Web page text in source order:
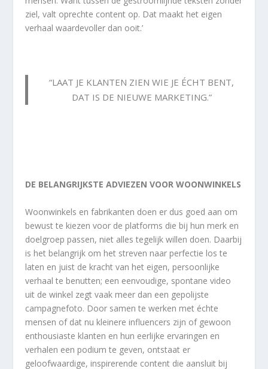
ziel, valt oprechte content op. Dat maakt het eigen
verhaal waardevoller dan ooit.’
“LAAT JE KLANTEN ZIEN WIE JE ÉCHT BENT,
DAT IS DE NIEUWE MARKETING.”
DE BELANGRIJKSTE ADVIEZEN VOOR WOONWINKELS
Woonwinkels en fabrikanten doen er dus goed aan om
bewust te kiezen voor de platforms die bij hun merk en
doelgroep passen, niet alles tegelijk willen doen. Daarbij
is het belangrijk om het streven naar perfectie los te
laten en juist de kracht van het eigen, persoonlijke
verhaal te benutten; een eenvoudige, spontane video
uit de winkel zegt vaak meer dan een gepolijste
campagnefoto. Door samen te werken met échte
mensen of dat nu kleinere influencers zijn of gewoon
enthousiaste klanten en hun eerlijke ervaringen en
verhalen een podium te geven, ontstaat er
geloofwaardige, inspirerende content die aansluit bij